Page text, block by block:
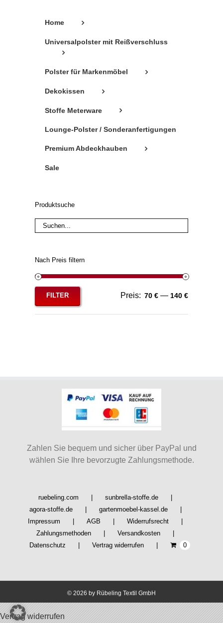
werdenHome
Universalpolster mit Reißverschluss
Polster für Markenmöbel
Dekokissen
Stoffe Meterware
Lounge-Polster / Sonderanfertigungen
Premium Abdeckhauben
Sale
Produktsuche
Nach Preis filtern
Min.
Preis
Max.
Preis
FILTER Preis: 70 € — 140 €
Zahlen Sie bequem und sicher über PayPal und
wählen Sie Ihre bevorzugte Zahlungsmethode.
ruebeling.com
sunbrella-stoffe.de
agora-stoffe.de
gartenmoebel-kassel.de
Impressum
AGB
Widerrufsrecht
Zahlungsmethoden
Versandkosten
Datenschutz
Vertrag widerrufen 0
© 2026 by Rübeling Textil GmbH
Vertrag widerrufen